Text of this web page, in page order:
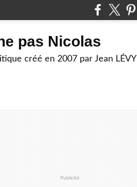
pas Nicolas
créé en 2007 par Jean LÉVY
Publicité